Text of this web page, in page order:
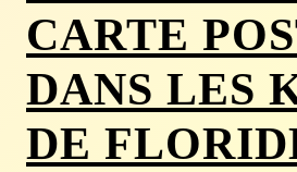
CARTE
DANS LES
DE